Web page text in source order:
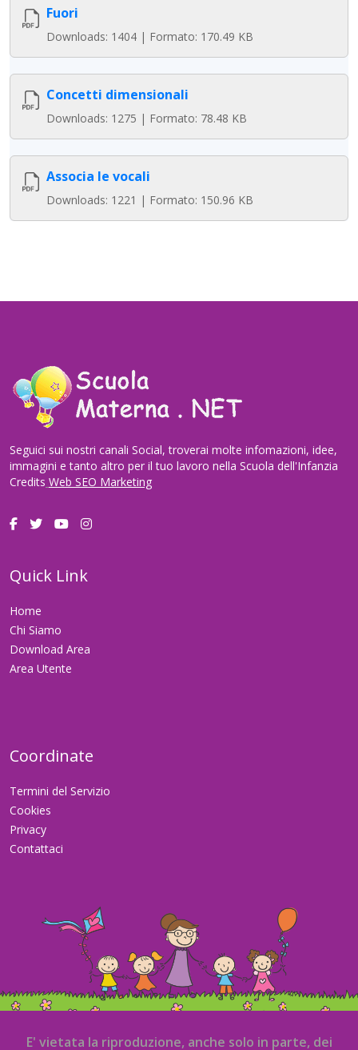
Fuori
Downloads: 1404 | Formato: 170.49 KB
Concetti dimensionali
Downloads: 1275 | Formato: 78.48 KB
Associa le vocali
Downloads: 1221 | Formato: 150.96 KB
Seguici sui nostri canali Social, troverai molte infomazioni, idee,
immagini e tanto altro per il tuo lavoro nella Scuola dell'Infanzia
Credits Web SEO Marketing
Quick Link
Home
Chi Siamo
Download Area
Area Utente
Coordinate
Termini del Servizio
Cookies
Privacy
Contattaci
E' vietata la riproduzione, anche solo in parte, dei